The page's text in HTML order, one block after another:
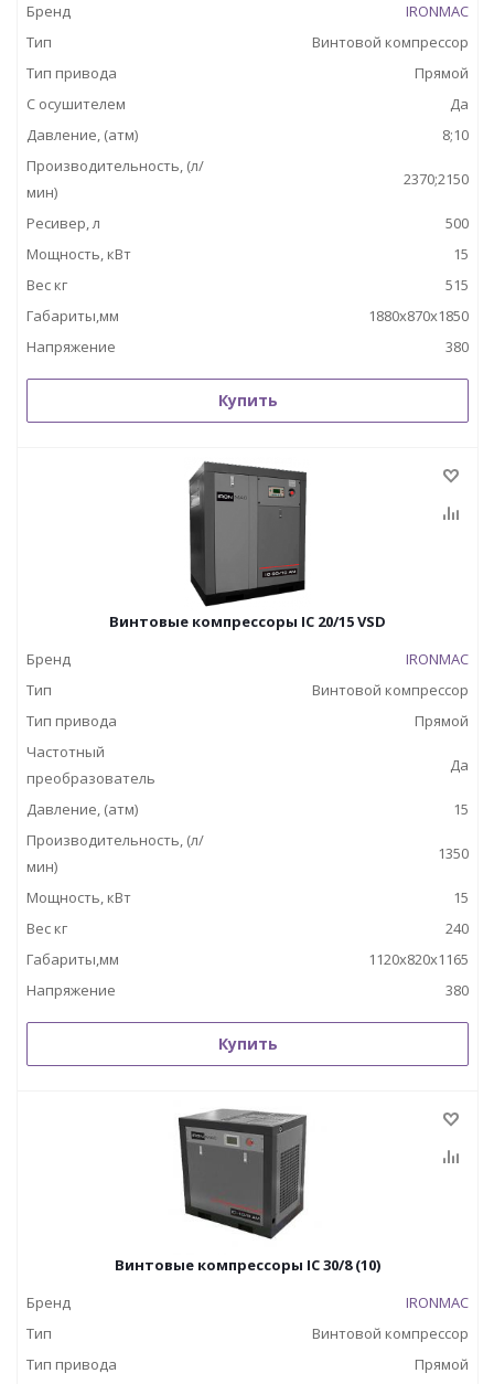
Бренд
IRONMAC
Тип
Винтовой компрессор
Тип привода
Прямой
С осушителем
Да
Давление, (атм)
8;10
Производительность, (л/
мин)
2370;2150
Ресивер, л
500
Мощность, кВт
15
Вес кг
515
Габариты,мм
1880х870х1850
Напряжение
380
Купить
Винтовые компрессоры IC 20/15 VSD
Бренд
IRONMAC
Тип
Винтовой компрессор
Тип привода
Прямой
Частотный
преобразователь
Да
Давление, (атм)
15
Производительность, (л/
мин)
1350
Мощность, кВт
15
Вес кг
240
Габариты,мм
1120x820x1165
Напряжение
380
Купить
Винтовые компрессоры IC 30/8 (10)
Бренд
IRONMAC
Тип
Винтовой компрессор
Тип привода
Прямой